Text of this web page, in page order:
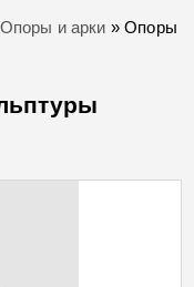
Опоры и арки »Опоры